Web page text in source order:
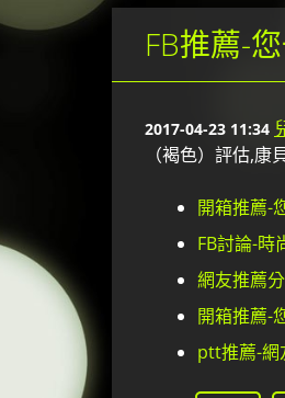
FB推薦-
2017-04-23 11:34
（褐色）評估,
開箱推薦-
FB討論-
網友推薦
開箱推薦-
ptt推薦-網